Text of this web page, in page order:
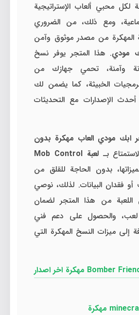
لكل محبي ألعاب الإستراتيجية
ومع ذلك، من الضروري
المهكرة من مصدر موثوق وآمن
مودي. هذا المتجر يوفر نسخ
وآمنة، تحمي جهازك من
الخبيثة، كما يضمن لك
الإصدارات مع التحديثات
ابك مودي العاب مهكرة بدون
بـ
لعبة Mob Control
بدون الحاجة للقلق من
أو فقدان البيانات. لذلك، نوصي
من هذا المتجر لضمان
والحصول على دعم فني
إلى ميزات النسخ المهكرة التي
تحميل لعبة Bomber Friends مهكرة اخر اصدار